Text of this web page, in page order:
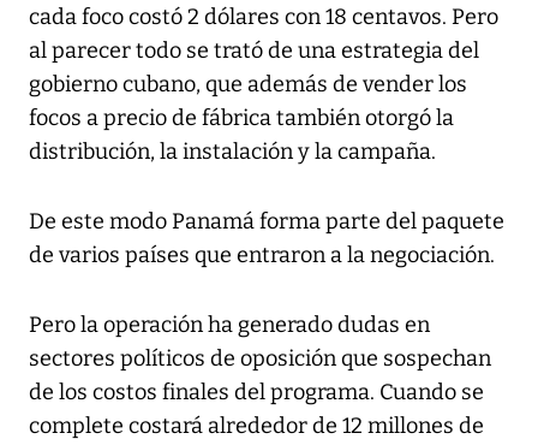
cada foco costó 2 dólares con 18 centavos. Pero
al parecer todo se trató de una estrategia del
gobierno cubano, que además de vender los
focos a precio de fábrica también otorgó la
distribución, la instalación y la campaña.
De este modo Panamá forma parte del paquete
de varios países que entraron a la negociación.
Pero la operación ha generado dudas en
sectores políticos de oposición que sospechan
de los costos finales del programa. Cuando se
complete costará alrededor de 12 millones de